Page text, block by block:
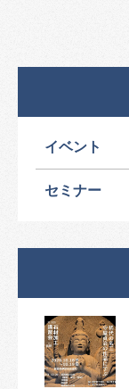
イベント
セミナー